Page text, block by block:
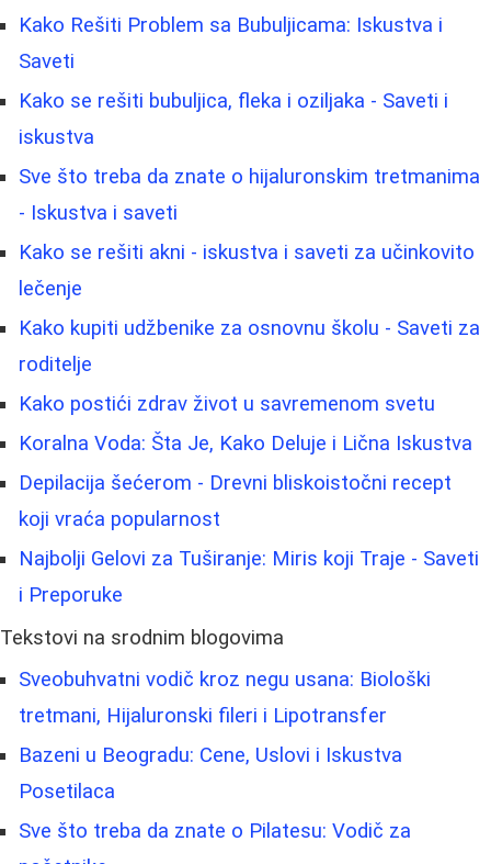
Kako Rešiti Problem sa Bubuljicama: Iskustva i
Saveti
Kako se rešiti bubuljica, fleka i oziljaka - Saveti i
iskustva
Sve što treba da znate o hijaluronskim tretmanima
- Iskustva i saveti
Kako se rešiti akni - iskustva i saveti za učinkovito
lečenje
Kako kupiti udžbenike za osnovnu školu - Saveti za
roditelje
Kako postići zdrav život u savremenom svetu
Koralna Voda: Šta Je, Kako Deluje i Lična Iskustva
Depilacija šećerom - Drevni bliskoistočni recept
koji vraća popularnost
Najbolji Gelovi za Tuširanje: Miris koji Traje - Saveti
i Preporuke
Tekstovi na srodnim blogovima
Sveobuhvatni vodič kroz negu usana: Biološki
tretmani, Hijaluronski fileri i Lipotransfer
Bazeni u Beogradu: Cene, Uslovi i Iskustva
Posetilaca
Sve što treba da znate o Pilatesu: Vodič za